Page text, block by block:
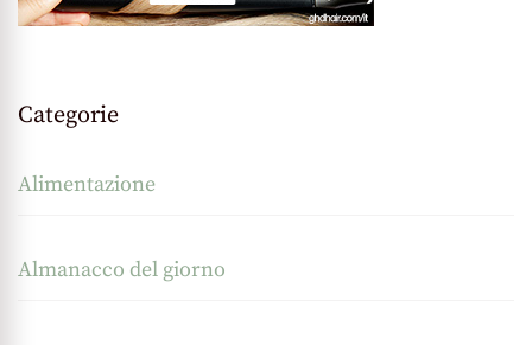
Categorie
Alimentazione
Almanacco del giorno